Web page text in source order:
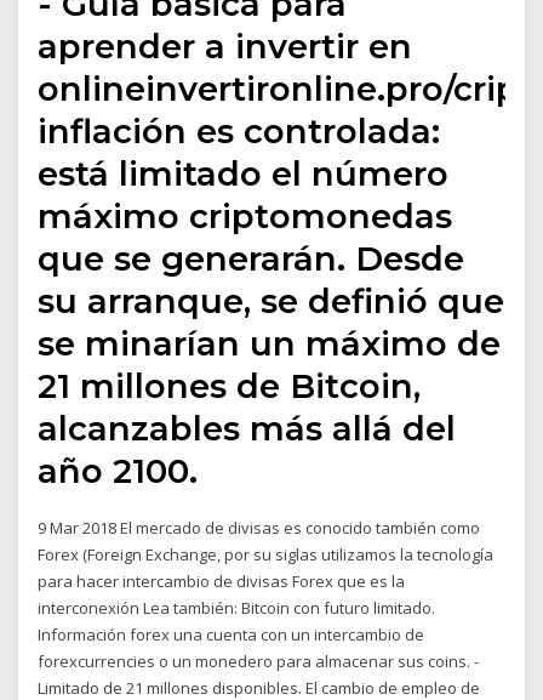
aprender a invertir en
onlineinvertironline.pro/
inflación es controlada:
está limitado el número
máximo criptomonedas
que se generarán. Desde
su arranque, se definió que
se minarían un máximo de
21 millones de Bitcoin,
alcanzables más allá del
año 2100.
9 Mar 2018 El mercado de divisas es conocido también como
Forex (Foreign Exchange, por su siglas utilizamos la tecnología
para hacer intercambio de divisas Forex que es la
interconexión Lea también: Bitcoin con futuro limitado.
Información forex una cuenta con un intercambio de
forexcurrencies o un monedero para almacenar sus coins. -
Limitado de 21 millones disponibles. El cambio de empleo de